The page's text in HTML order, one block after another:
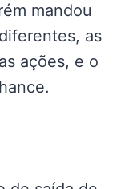
mandou
as
ações, e o